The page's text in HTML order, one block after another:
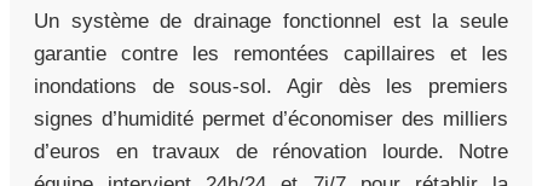
Un système de drainage fonctionnel est la seule
garantie contre les remontées capillaires et les
inondations de sous-sol. Agir dès les premiers
signes d’humidité permet d’économiser des milliers
d’euros en travaux de rénovation lourde. Notre